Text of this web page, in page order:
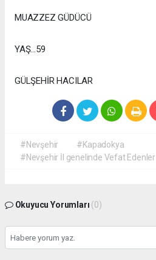
MUAZZEZ GÜDÜCÜ
YAŞ...59
GÜLŞEHİR HACILAR
#Nevşehir
#Kapadokya
#Nevşehir İl genelinde Vefat Edenler
Okuyucu Yorumları (0)